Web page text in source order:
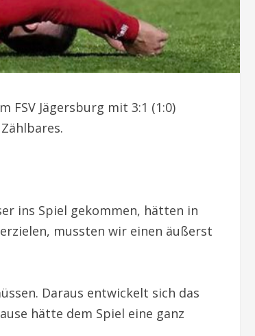
Jägersburg mit 3:1 (1:0)
ins Spiel gekommen, hätten in
mussten wir einen äußerst
Daraus entwickelt sich das
hätte dem Spiel eine ganz